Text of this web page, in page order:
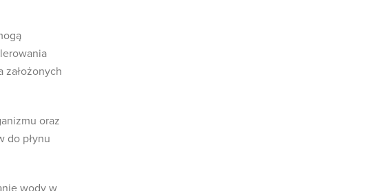
założonych
oraz
do płynu
wody w